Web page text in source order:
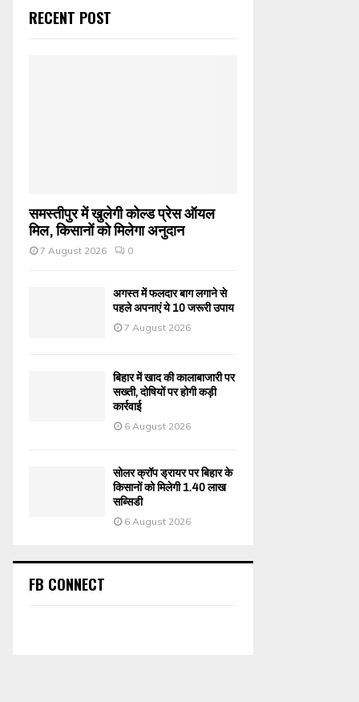
RECENT POST
समस्तीपुर में खुलेगी कोल्ड प्रेस ऑयल
मिल, किसानों को मिलेगा अनुदान
7 August 2026 0
अगस्त में फलदार बाग लगाने से
पहले अपनाएं ये 10 जरूरी उपाय
7 August 2026
बिहार में खाद की कालाबाजारी पर
सख्ती, दोषियों पर होगी कड़ी
कार्रवाई
6 August 2026
सोलर क्रॉप ड्रायर पर बिहार के
किसानों को मिलेगी 1.40 लाख
सब्सिडी
6 August 2026
FB CONNECT